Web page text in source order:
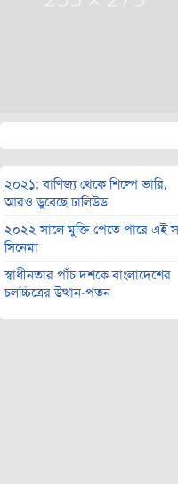
২০২১: বাণিজ্য থেকে শিল্পে ভারি,
আরও ডুবেছে ঢালিউড
২০২২ সালে মুক্তি পেতে পারে এই
সিনেমা
স্বাধীনতার পাঁচ দশকে বাংলাদেশের
চলচ্চিত্রের উত্থান-পতন